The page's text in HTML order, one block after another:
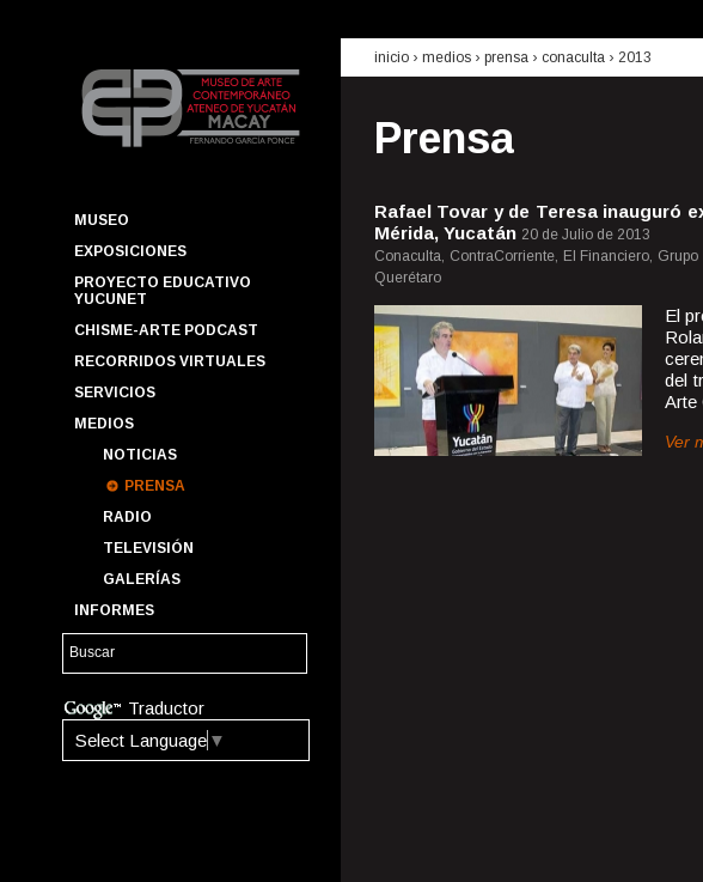
MUSEO
EXPOSICIONES
PROYECTO EDUCATIVO
YUCUNET
CHISME-ARTE PODCAST
RECORRIDOS VIRTUALES
SERVICIOS
MEDIOS
NOTICIAS
PRENSA
RADIO
TELEVISIÓN
GALERÍAS
INFORMES
Traductor
Select Language ▼
inicio › medios › prensa › conaculta › 2013
Prensa
Rafael Tovar y de Teresa inauguró
Mérida, Yucatán 20 de Julio de 2013
Conaculta, ContraCorriente, El Financiero,
Querétaro
El
del
Arte
Ver